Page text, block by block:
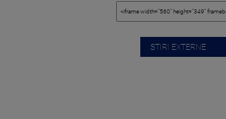
STIRI EXTERNE